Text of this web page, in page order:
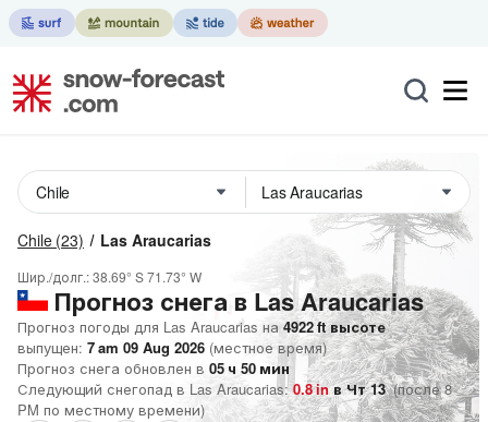
Chile (23) Las Araucarias
Шир./долг.:38.69° S71.73° W
Прогноз снега в Las Araucarias
Прогноз погоды для Las Araucarias на 4922ftвысоте
выпущен: 7 am 09 Aug 2026 (местное время)
Прогноз снега обновлен в 05 ч 50 мин
Следующий снегопад в Las Araucarias:0.8inв Чт 13(после 8
PM по местному времени)